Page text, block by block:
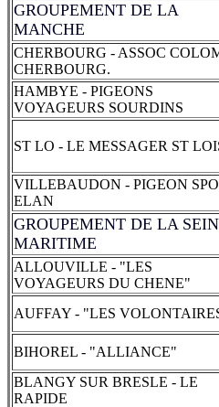
GROUPEMENT DE LA
MANCHE
CHERBOURG - ASSOC
CHERBOURG.
HAMBYE - PIGEONS
VOYAGEURS SOURDINS
ST LO - LE MESSAGER ST
VILLEBAUDON - PIGEON
ELAN
GROUPEMENT DE LA
MARITIME
ALLOUVILLE - "LES
VOYAGEURS DU CHENE"
AUFFAY - "LES
BIHOREL - "ALLIANCE"
BLANGY SUR BRESLE - LE
RAPIDE